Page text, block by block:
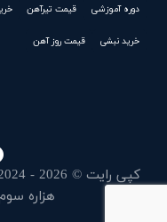
دوره آموزشی قیمت تیرآهن
خرید نبشی قیمت روز آهن
هزاره